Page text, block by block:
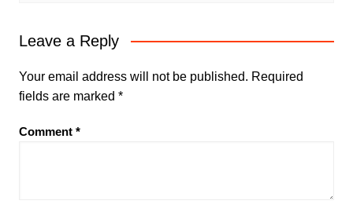
Leave a Reply
Your email address will not be published. Required
fields are marked *
Comment *